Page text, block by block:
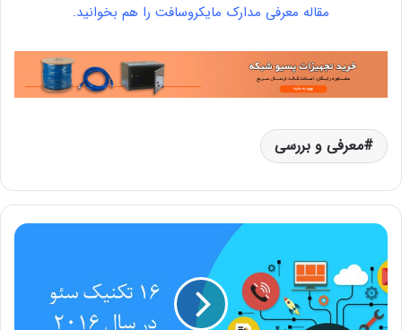
مقاله معرفی مدارک مایکروسافت را هم بخوانید.
معرفی و بررسی